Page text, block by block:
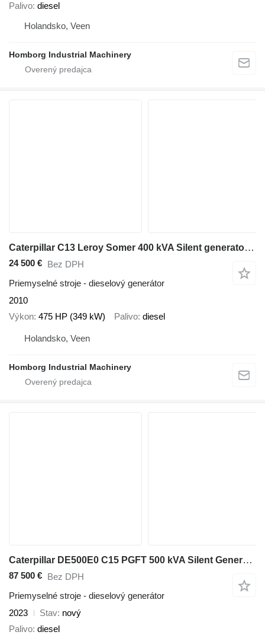
Palivo diesel
Holandsko, Veen
Homborg Industrial Machinery
Caterpillar C13 Leroy Somer 400 kVA Silent generatorset
24 500 € Bez DPH
Priemyselné stroje - dieselový generátor
2010
Výkon 475 HP (349 kW) Palivo diesel
Holandsko, Veen
Homborg Industrial Machinery
Caterpillar DE500E0 C15 PGFT 500 kVA Silent Generatorset CAT New !
87 500 € Bez DPH
Priemyselné stroje - dieselový generátor
2023
Stav nový
Palivo diesel